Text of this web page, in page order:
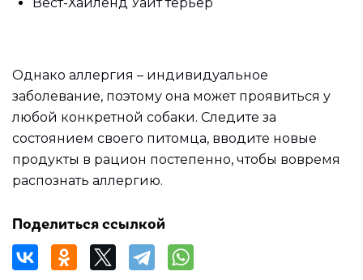
Однако аллергия – индивидуальное
заболевание, поэтому она может проявиться у
любой конкретной собаки. Следите за
состоянием своего питомца, вводите новые
продукты в рацион постепенно, чтобы вовремя
распознать аллергию.
Поделиться ссылкой